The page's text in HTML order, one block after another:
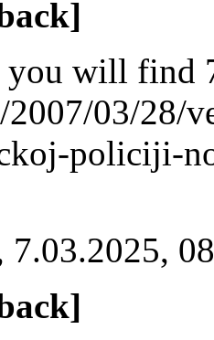
will find
03/28/
policiji-
7.03.2025,